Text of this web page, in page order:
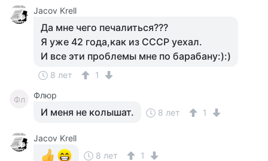
Jacov Krell
Да мне чего печалиться???
Я уже 42 года,как из СССР уехал.
И все эти проблемы мне по барабану:):)
8 лет 1
Фл Флюр
И меня не колышат. 8 лет 1
Jacov Krell
8 лет
1